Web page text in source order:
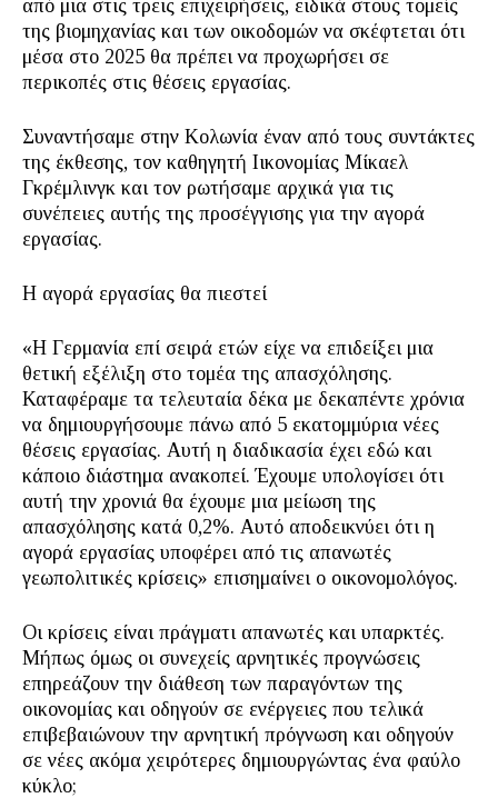
από μια στις τρεις επιχειρήσεις, ειδικά στους τομείς
της βιομηχανίας και των οικοδομών να σκέφτεται ότι
μέσα στο 2025 θα πρέπει να προχωρήσει σε
περικοπές στις θέσεις εργασίας.
Συναντήσαμε στην Κολωνία έναν από τους συντάκτες
της έκθεσης, τον καθηγητή Ιικονομίας Μίκαελ
Γκρέμλινγκ και τον ρωτήσαμε αρχικά για τις
συνέπειες αυτής της προσέγγισης για την αγορά
εργασίας.
Η αγορά εργασίας θα πιεστεί
«H Γερμανία επί σειρά ετών είχε να επιδείξει μια
θετική εξέλιξη στο τομέα της απασχόλησης.
Καταφέραμε τα τελευταία δέκα με δεκαπέντε χρόνια
να δημιουργήσουμε πάνω από 5 εκατομμύρια νέες
θέσεις εργασίας. Αυτή η διαδικασία έχει εδώ και
κάποιο διάστημα ανακοπεί. Έχουμε υπολογίσει ότι
αυτή την χρονιά θα έχουμε μια μείωση της
απασχόλησης κατά 0,2%. Αυτό αποδεικνύει ότι η
αγορά εργασίας υποφέρει από τις απανωτές
γεωπολιτικές κρίσεις» επισημαίνει ο οικονομολόγος.
Οι κρίσεις είναι πράγματι απανωτές και υπαρκτές.
Μήπως όμως οι συνεχείς αρνητικές προγνώσεις
επηρεάζουν την διάθεση των παραγόντων της
οικονομίας και οδηγούν σε ενέργειες που τελικά
επιβεβαιώνουν την αρνητική πρόγνωση και οδηγούν
σε νέες ακόμα χειρότερες δημιουργώντας ένα φαύλο
κύκλο;